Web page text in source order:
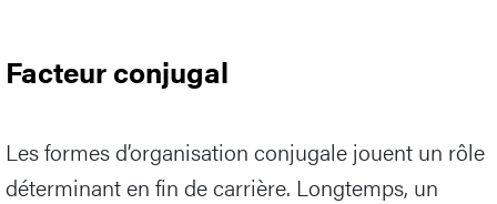
Facteur conjugal
Les formes d’organisation conjugale jouent un rôle
déterminant en fin de carrière. Longtemps, un